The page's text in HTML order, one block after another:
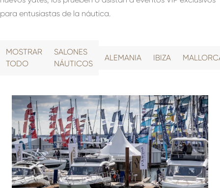
para entusiastas de la náutica.
MOSTRAR
TODO
SALONES
NÁUTICOS
ALEMANIA IBIZA